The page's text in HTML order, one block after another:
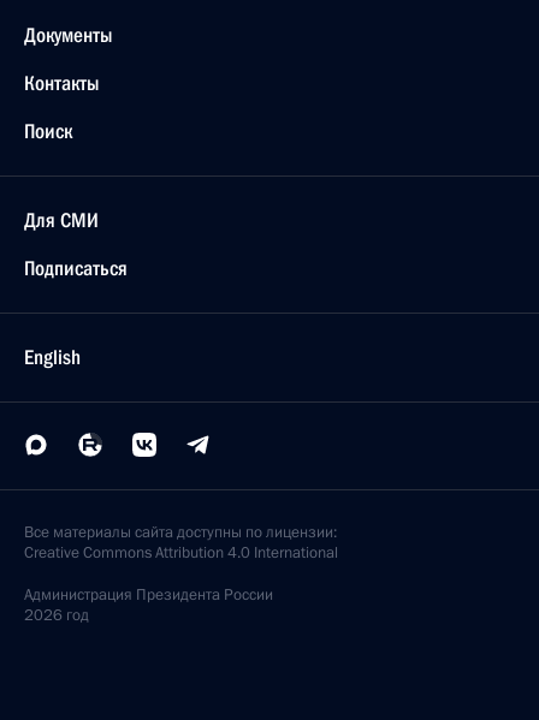
Документы
Контакты
Поиск
Для СМИ
Подписаться
English
Все материалы сайта доступны по лицензии:
Creative Commons Attribution 4.0 International
Администрация Президента России
2026 год